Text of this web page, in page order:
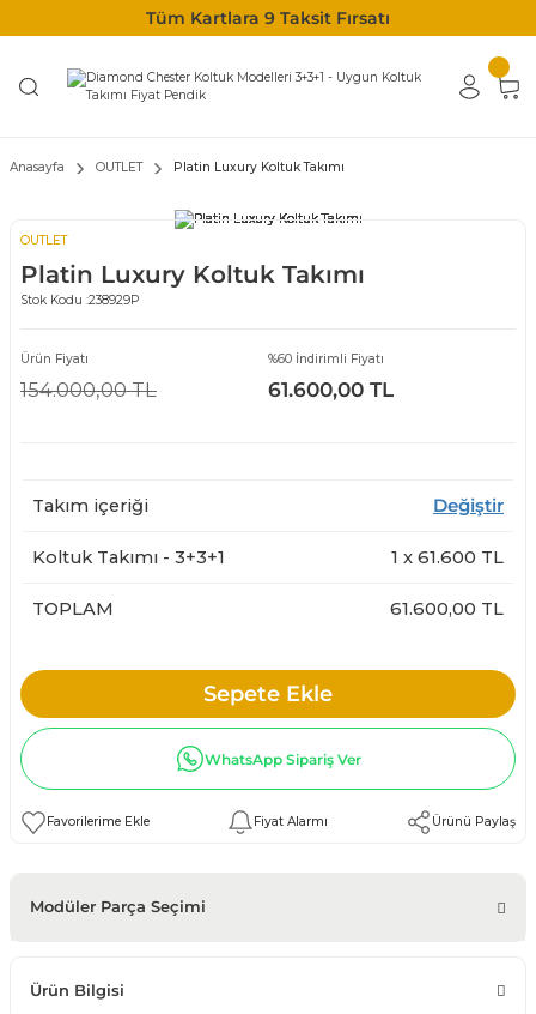
Tüm Kartlara 9 Taksit Fırsatı
Anasayfa OUTLET Platin Luxury Koltuk Takımı
OUTLET
Platin Luxury Koltuk Takımı
Stok Kodu :238929P
Ürün Fiyatı
154.000,00 TL
%60 İndirimli Fiyatı
61.600,00 TL
Takım içeriği Değiştir
Koltuk Takımı - 3+3+1 1 x 61.600 TL
TOPLAM 61.600,00 TL
Sepete Ekle
WhatsApp Sipariş Ver
Fiyat Alarmı Ürünü Paylaş
Modüler Parça Seçimi
Ürün Bilgisi